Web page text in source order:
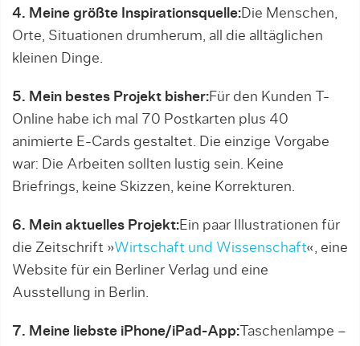
4. Meine größte Inspirationsquelle:Die Menschen,
Orte, Situationen drumherum, all die alltäglichen
kleinen Dinge.
5. Mein bestes Projekt bisher:Für den Kunden T-
Online habe ich mal 70 Postkarten plus 40
animierte E-Cards gestaltet. Die einzige Vorgabe
war: Die Arbeiten sollten lustig sein. Keine
Briefrings, keine Skizzen, keine Korrekturen.
6. Mein aktuelles Projekt:Ein paar Illustrationen für
die Zeitschrift »Wirtschaft und Wissenschaft«, eine
Website für ein Berliner Verlag und eine
Ausstellung in Berlin.
7. Meine liebste iPhone/iPad-App: Taschenlampe –